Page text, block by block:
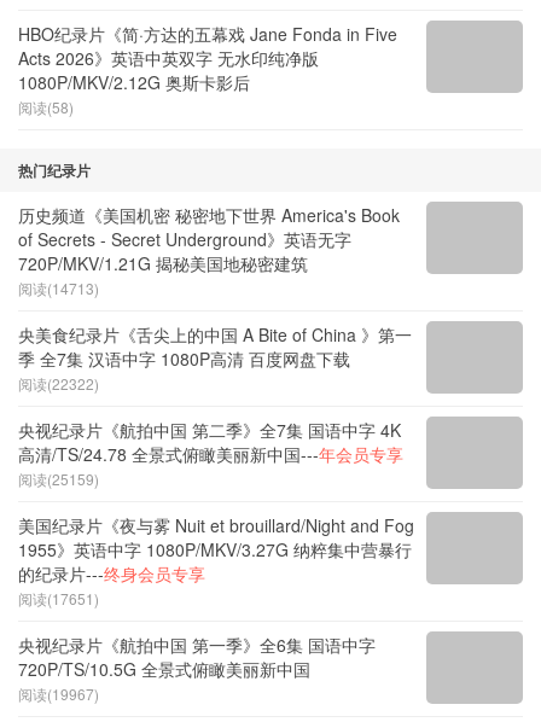
HBO纪录片《简·方达的五幕戏 Jane Fonda in Five
Acts 2026》英语中英双字 无水印纯净版
1080P/MKV/2.12G 奥斯卡影后
阅读(58)
热门纪录片
历史频道《美国机密 秘密地下世界 America's Book
of Secrets - Secret Underground》英语无字
720P/MKV/1.21G 揭秘美国地秘密建筑
阅读(14713)
央美食纪录片《舌尖上的中国 A Bite of China 》第一
季 全7集 汉语中字 1080P高清 百度网盘下载
阅读(22322)
央视纪录片《航拍中国 第二季》全7集 国语中字 4K
高清/TS/24.78 全景式俯瞰美丽新中国---年会员专享
阅读(25159)
美国纪录片《夜与雾 Nuit et brouillard/Night and Fog
1955》英语中字 1080P/MKV/3.27G 纳粹集中营暴行
的纪录片---终身会员专享
阅读(17651)
央视纪录片《航拍中国 第一季》全6集 国语中字
720P/TS/10.5G 全景式俯瞰美丽新中国
阅读(19967)